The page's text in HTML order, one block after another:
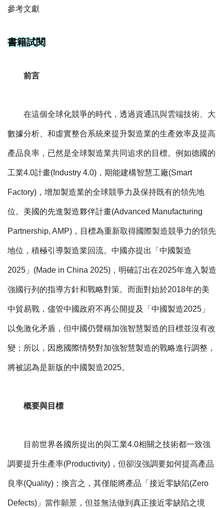
參考文獻
書籍試閱
前言
在這個全球化競爭的時代，透過資通訊與雲端技術、大
數據分析、和虛實整合系統來提升製造業的生產效率及提高
產品良率，已然是全球製造業共同追求的目標。例如德國的
工業4.0計畫(Industry 4.0)，期能建構智慧工廠(Smart
Factory)，增加製造業的全球競爭力及保持既有的領先地
位。美國的先進製造夥伴計畫(Advanced Manufacturing
Partnership, AMP)，目標為重新取得國際製造競爭力的領先
地位，積極引導製造業回流。中國亦提出「中國製造
2025」(Made in China 2025)，明確訂出在2025年進入製造
強國行列的指導方針和戰略對策。而面對始於2018年的美
中貿易戰，儘管中國政府不再公開提及「中國製造2025」
以免激化矛盾，但中國仍聲稱加強智慧製造的目標並沒有改
變；所以，因應國際情勢對加強智慧製造的戰略進行調整，
將被認為是新版的中國製造2025。
概要與目標
目前世界各國所提出的與工業4.0相關之技術都一致強
調要提升生產率(Productivity)，但卻沒強調要如何提高產品
良率(Quality)；換言之，其僅能將產品「接近零缺陷(Zero
Defects)」當作願景，但並無法做到真正接近零缺陷之境